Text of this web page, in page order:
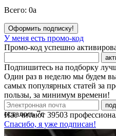
Всего: 0a
Оформить подписку!
У меня есть промо-код
Промо-код успешно
Подпишитесь на подборку
Один раз в неделю мы будем
самых популярных статей за
пользы, за минимум времени!
Нас читают 39503
Спасибо, я уже подписан!
осталось7с